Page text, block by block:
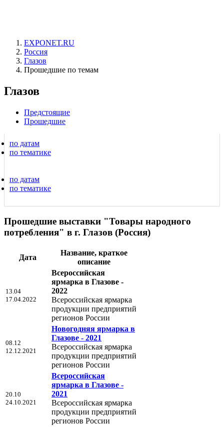
EXPONET.RU
Россия
Глазов
Прошедшие по темам
Глазов
Предстоящие
Прошедшие
по датам
по тематике
по датам
по тематике
Прошедшие выставки "Товары народного
потребления" в г. Глазов (Россия)
Дата
Название, краткое
описание
13.04
17.04.2022
Всероссийская
ярмарка в Глазове -
2022
Всероссийская ярмарка
продукции предприятий
регионов России
08.12
12.12.2021
Новогодняя ярмарка в
Глазове - 2021
Всероссийская ярмарка
продукции предприятий
регионов России
20.10
24.10.2021
Всероссийская
ярмарка в Глазове -
2021
Всероссийская ярмарка
продукции предприятий
регионов России